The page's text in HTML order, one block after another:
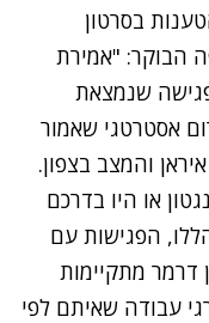
בסרטון
הבוקר: "אמירת
שנמצאת
אסטרטגי שאמור
והמצב בצפון.
או היו בדרכם
הפגישות עם
דרמר מתקיימות
עבודה שאיתם לפי